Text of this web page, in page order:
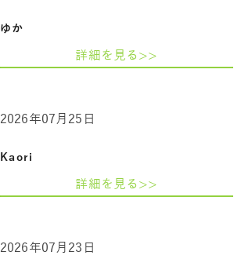
ゆか
詳細を見る>>
Kaori
2026年07月25日
詳細を見る>>
2026年07月23日